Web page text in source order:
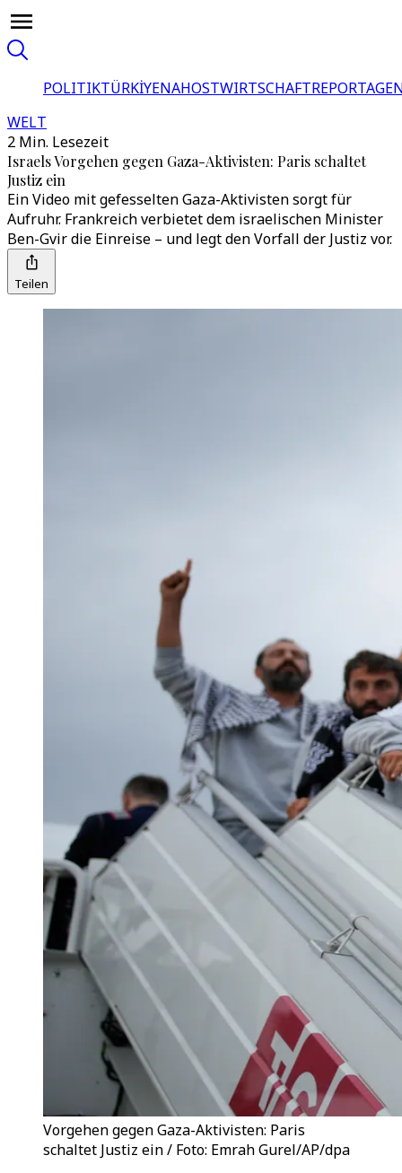
POLITIKTÜRKİYENAHOSTWIRTSCHAFT
WELT
2 Min. Lesezeit
Israels Vorgehen gegen Gaza-Aktivisten: Paris schaltet
Justiz ein
Ein Video mit gefesselten Gaza-Aktivisten sorgt für
Aufruhr. Frankreich verbietet dem israelischen Minister
Ben-Gvir die Einreise – und legt den Vorfall der Justiz vor.
Teilen
Vorgehen gegen Gaza-Aktivisten: Paris
schaltet Justiz ein / Foto: Emrah Gurel/AP/dpa